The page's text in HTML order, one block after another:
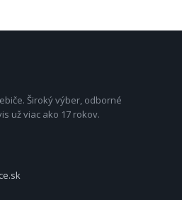
Široký výber, odborné
už viac ako 17 rokov.